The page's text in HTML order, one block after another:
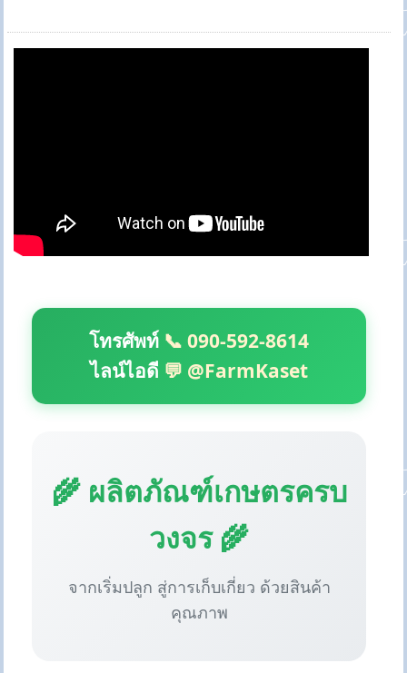
โทรศัพท์ 📞 090-592-8614
ไลน์ไอดี 💬 @FarmKaset
🌾 ผลิตภัณฑ์เกษตรครบ
วงจร 🌾
จากเริ่มปลูก สู่การเก็บเกี่ยว ด้วยสินค้า
คุณภาพ